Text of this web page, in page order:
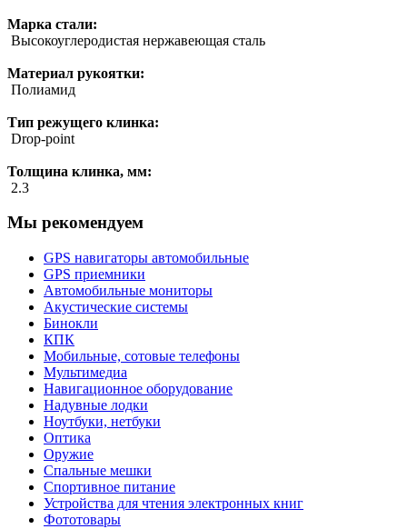
Марка стали:
Высокоуглеродистая нержавеющая сталь
Материал рукоятки:
Полиамид
Тип режущего клинка:
Drop-point
Толщина клинка, мм:
2.3
Мы рекомендуем
GPS навигаторы автомобильные
GPS приемники
Автомобильные мониторы
Акустические системы
Бинокли
КПК
Мобильные, сотовые телефоны
Мультимедиа
Навигационное оборудование
Надувные лодки
Ноутбуки, нетбуки
Оптика
Оружие
Спальные мешки
Спортивное питание
Устройства для чтения электронных книг
Фототовары